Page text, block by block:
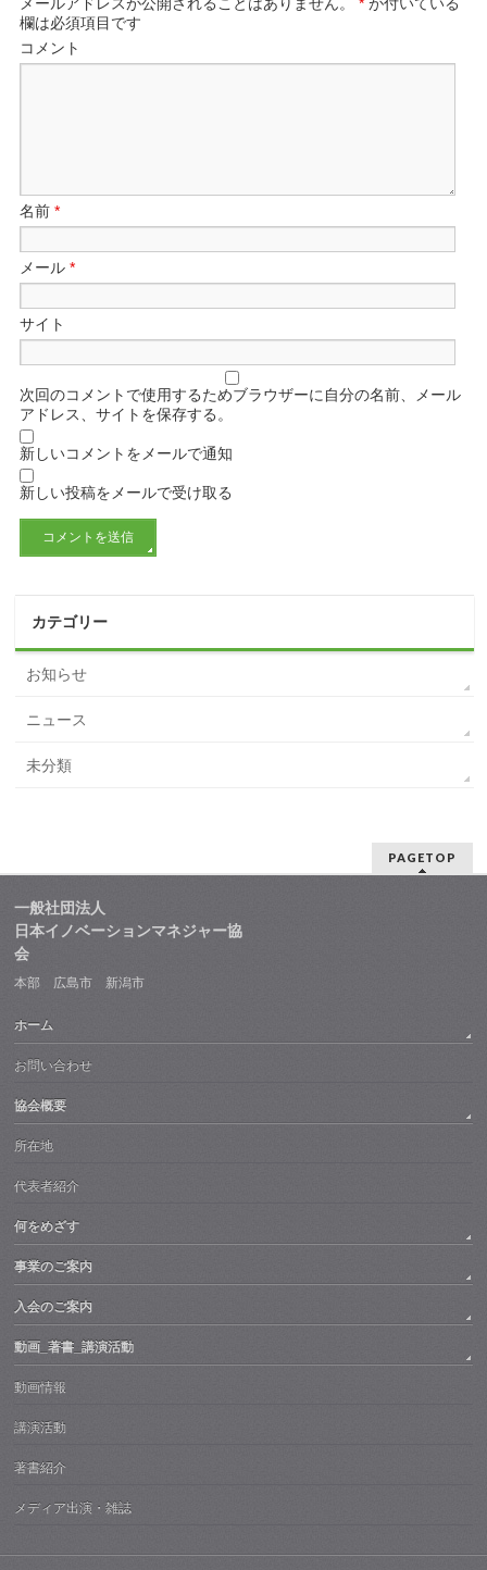
欄は必須項目です
コメント
名前*
メール*
サイト
次回のコメントで使用するためブラウザーに自分の名前、メール
アドレス、サイトを保存する。
新しいコメントをメールで通知
新しい投稿をメールで受け取る
カテゴリー
お知らせ
ニュース
未分類
PAGETOP
一般社団法人
日本イノベーションマネジャー協
会
本部 広島市 新潟市
ホーム
お問い合わせ
協会概要
所在地
代表者紹介
何をめざす
事業のご案内
入会のご案内
動画_著書_講演活動
動画情報
講演活動
著書紹介
メディア出演・雑誌